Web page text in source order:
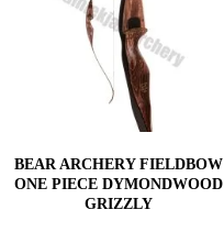
BEAR ARCHERY FIELDBOW
ONE PIECE DYMONDWOOD
GRIZZLY